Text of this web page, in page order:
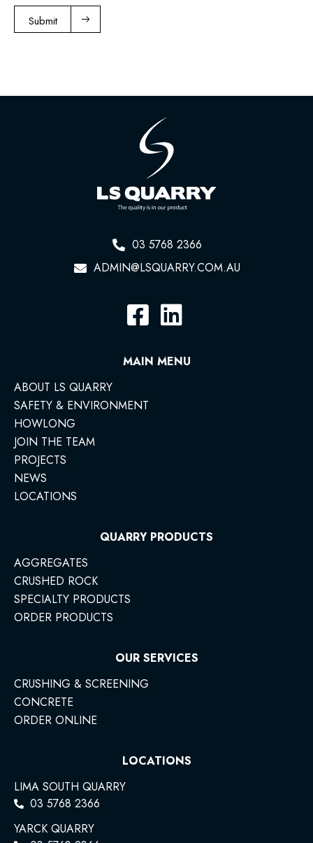
Submit
03 5768 2366
ADMIN@LSQUARRY.COM.AU
MAIN MENU
ABOUT LS QUARRY
SAFETY & ENVIRONMENT
HOWLONG
JOIN THE TEAM
PROJECTS
NEWS
LOCATIONS
QUARRY PRODUCTS
AGGREGATES
CRUSHED ROCK
SPECIALTY PRODUCTS
ORDER PRODUCTS
OUR SERVICES
CRUSHING & SCREENING
CONCRETE
ORDER ONLINE
LOCATIONS
LIMA SOUTH QUARRY
03 5768 2366
YARCK QUARRY